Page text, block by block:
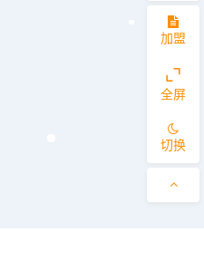
加盟
全屏
切换